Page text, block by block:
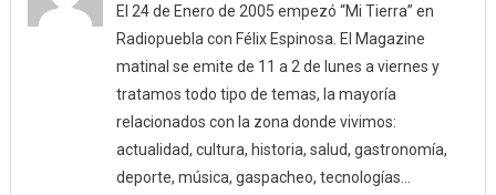
El 24 de Enero de 2005 empezó “Mi Tierra” en
Radiopuebla con Félix Espinosa. El Magazine
matinal se emite de 11 a 2 de lunes a viernes y
tratamos todo tipo de temas, la mayoría
relacionados con la zona donde vivimos:
actualidad, cultura, historia, salud, gastronomía,
deporte, música, gaspacheo, tecnologías…